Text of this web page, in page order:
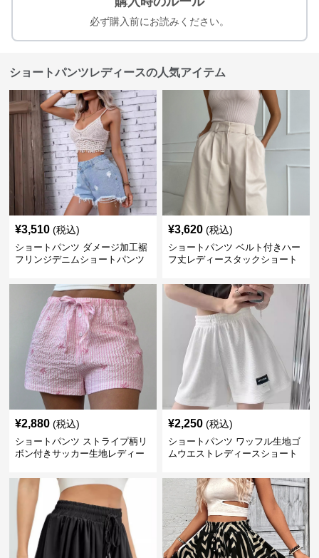
必ず購入前にお読みください。
ショートパンツレディースの人気アイテム
¥3,510 (税込)
ショートパンツ ダメージ加工裾
フリンジデニムショートパンツ
¥3,620 (税込)
ショートパンツ ベルト付きハー
フ丈レディースタックショート
¥2,880 (税込)
ショートパンツ ストライプ柄リ
ボン付きサッカー生地レディー
¥2,250 (税込)
ショートパンツ ワッフル生地ゴ
ムウエストレディースショート